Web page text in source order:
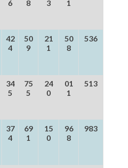
6
8
3
1
42
4
50
9
21
1
50
8
536
34
5
75
5
24
0
01
1
513
37
4
69
1
15
0
96
8
983